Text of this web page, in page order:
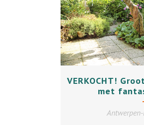
VERKOCHT!
met